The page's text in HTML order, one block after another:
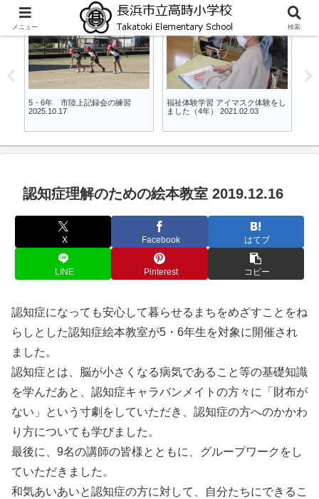
録会の練習
4年
福祉体験学習 アイマスク体験をし
ました（4年） 2021.02.03
6年
６年生 修学旅行に行って
た 2022.05.26-27
認知症理解のための絵本教室 2019.12.16
X Facebook はてブ
LINE Pinterest コピー
認知症になっても安心して暮らせるまちをめざすことをね
らしとした認知症絵本教室が5・6年生を対象に開催され
ました。
認知症とは、脳が小さくなる病気であること等の基礎知識
を学んだあと、認知症キャラバンメイトの方々に「財布が
ない」という寸劇をしていただき、認知症の方へのかかわ
り方についても学びました。
最後に、9名の講師の皆様とともに、グループワークをし
ていただきました。
和気あいあいと認知症の方に対して、自分たちにできるこ
メニュー 検索